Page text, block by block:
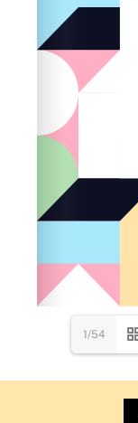
1/54